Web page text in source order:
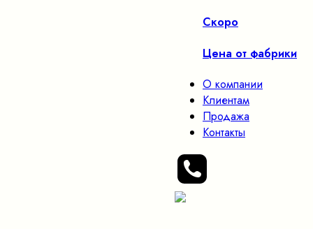
Скоро
Цена от фабрики
О компании
Клиентам
Продажа
Контакты